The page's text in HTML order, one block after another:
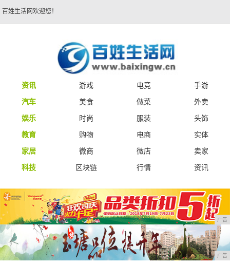
百姓生活网欢迎您！
资讯 游戏 电竞
手游
汽车
美食 做菜
外卖
娱乐
时尚 服装
头饰
教育
购物 电商
实体
家居
微商 微店
卖家
科技
区块链 行情 资讯
广告
广告